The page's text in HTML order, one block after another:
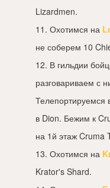
Lizardmen.
11. Охотимся на
не соберем 10
12. В гильдии
разговариваем с
Телепортируемся
в Dion. Бежим к
на 1й этаж Cruma
13. Охотимся на
Krator's Shard.